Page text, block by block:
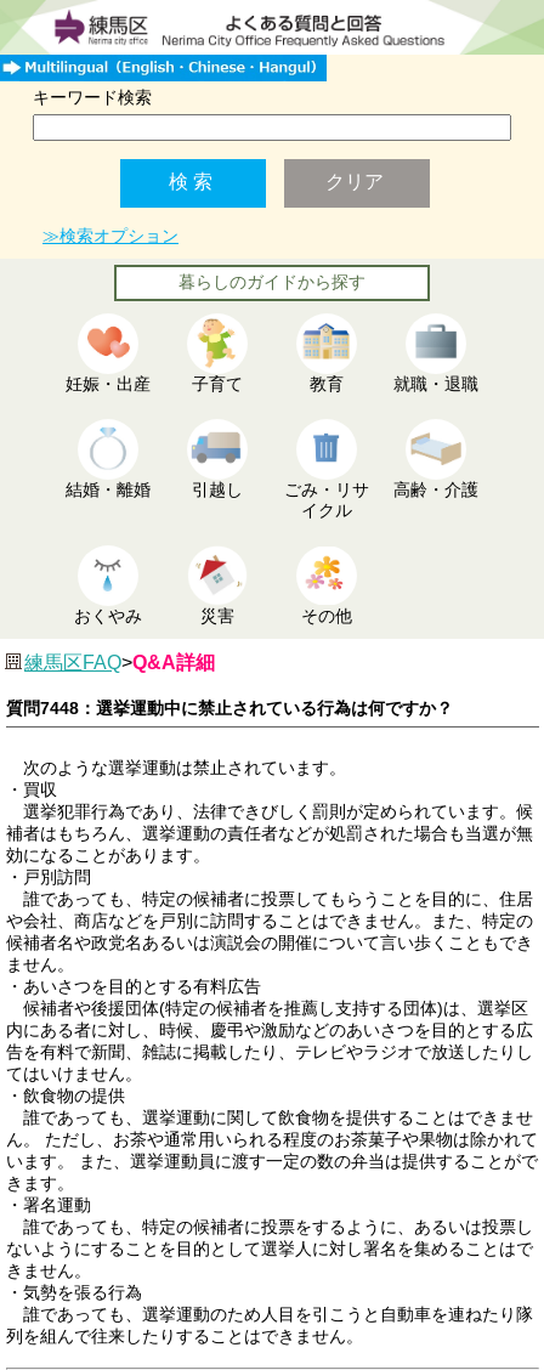
キーワード検索
≫検索オプション
暮らしのガイドから探す
妊娠・出産 子育て 教育 就職・退職
結婚・離婚 引越し
ごみ・リサ
イクル
高齢・介護
おくやみ 災害 その他
練馬区FAQ>Q&A詳細
質問7448：選挙運動中に禁止されている行為は何ですか？
次のような選挙運動は禁止されています。
・買収
選挙犯罪行為であり、法律できびしく罰則が定められています。候
補者はもちろん、選挙運動の責任者などが処罰された場合も当選が無
効になることがあります。
・戸別訪問
誰であっても、特定の候補者に投票してもらうことを目的に、住居
や会社、商店などを戸別に訪問することはできません。また、特定の
候補者名や政党名あるいは演説会の開催について言い歩くこともでき
ません。
・あいさつを目的とする有料広告
候補者や後援団体(特定の候補者を推薦し支持する団体)は、選挙区
内にある者に対し、時候、慶弔や激励などのあいさつを目的とする広
告を有料で新聞、雑誌に掲載したり、テレビやラジオで放送したりし
てはいけません。
・飲食物の提供
誰であっても、選挙運動に関して飲食物を提供することはできませ
ん。 ただし、お茶や通常用いられる程度のお茶菓子や果物は除かれて
います。 また、選挙運動員に渡す一定の数の弁当は提供することがで
きます。
・署名運動
誰であっても、特定の候補者に投票をするように、あるいは投票し
ないようにすることを目的として選挙人に対し署名を集めることはで
きません。
・気勢を張る行為
誰であっても、選挙運動のため人目を引こうと自動車を連ねたり隊
列を組んで往来したりすることはできません。